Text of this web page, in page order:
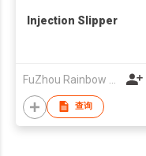
Injection Slipper
查询